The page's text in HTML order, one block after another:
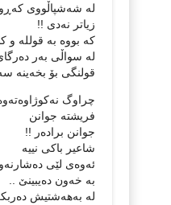
له‌ شه‌شپاڵووی
زیاتر نه‌دی !!
كه‌ بووه‌ به‌ قولله‌ و
له‌ سواڵی به‌ر
قولنگی بۆ بخه‌ینه‌
چراوگ
فریشته‌ جوانن
جوانن براده‌ر !!
شاعیر باكی نییه‌
ئه‌وه‌ی لێی
به‌ خه‌ون ده‌یبینێ ..
له‌ به‌هه‌شتیش